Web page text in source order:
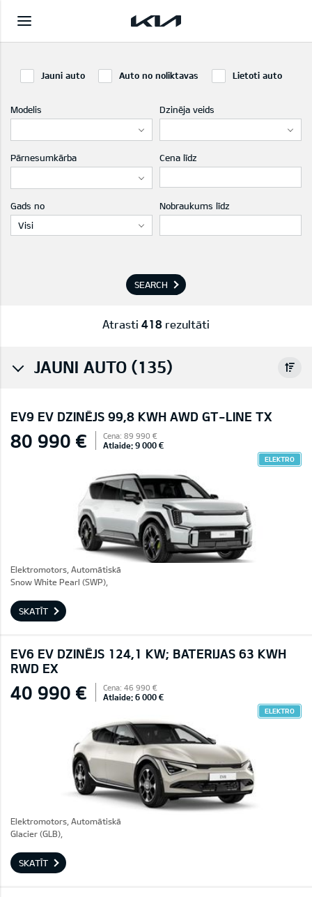
Jauni auto Auto no noliktavas Lietoti auto
Modelis Dzinēja veids
Pārnesumkārba Cena līdz
Gads no
Visi
Nobraukums līdz
SEARCH
Atrasti 418 rezultāti
JAUNI AUTO (135)
EV9 EV DZINĒJS 99,8 KWH AWD GT-LINE TX
80 990 € Cena: 89 990 €
Atlaide: 9 000 €
ELEKTRO
Elektromotors, Automātiskā
Snow White Pearl (SWP),
SKATĪT
EV6 EV DZINĒJS 124,1 KW; BATERIJAS 63 KWH
RWD EX
40 990 € Cena: 46 990 €
Atlaide: 6 000 €
ELEKTRO
Elektromotors, Automātiskā
Glacier (GLB),
SKATĪT